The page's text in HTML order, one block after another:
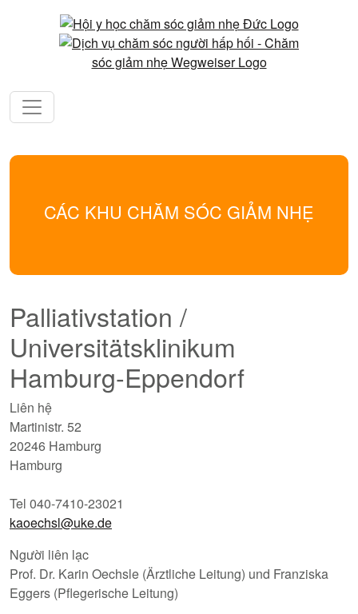
CÁC KHU CHĂM SÓC GIẢM NHẸ
Palliativstation /
Universitätsklinikum
Hamburg-Eppendorf
Liên hệ
Martinistr. 52
20246 Hamburg
Hamburg
Tel 040-7410-23021
kaoechsl@uke.de
Người liên lạc
Prof. Dr. Karin Oechsle (Ärztliche Leitung) und Franziska
Eggers (Pflegerische Leitung)